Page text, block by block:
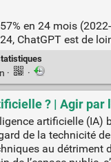
en 24 mois
ChatGPT est de
· ·
? | Agir par
arti­fi­cielle
de la tech­ni­ci­té
au